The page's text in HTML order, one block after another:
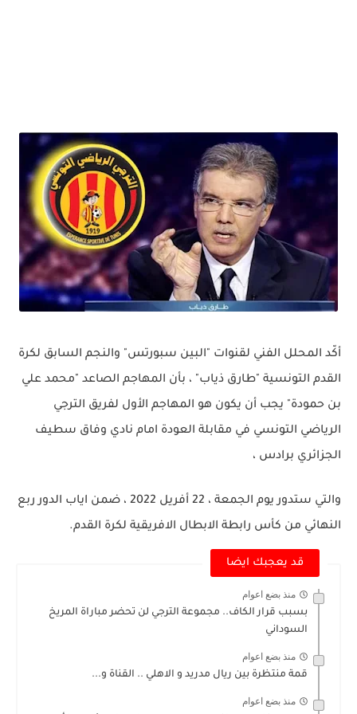
أكّد المحلل الفني لقنوات "البين سبورتس" والنجم السابق لكرة
القدم التونسية "طارق ذياب" ، بأن المهاجم الصاعد "محمد علي
بن حمودة" يجب أن يكون هو المهاجم الأول لفريق الترجي
الرياضي التونسي في مقابلة العودة امام نادي وفاق سطيف
الجزائري برادس ،
والتي ستدور يوم الجمعة ، 22 أفريل 2022 ، ضمن اياب الدور ربع
النهائي من كأس رابطة الابطال الافريقية لكرة القدم.
قد يعجبك ايضا
منذ بضع اعوام
بسبب قرار الكاف.. مجموعة الترجي لن تحضر مباراة المريخ
السوداني
منذ بضع اعوام
قمة منتظرة بين ريال مدريد و الاهلي .. القناة و...
منذ بضع اعوام